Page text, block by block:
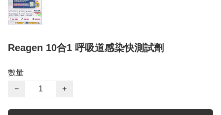
Reagen 10合1 呼吸道感染快測試劑
數量
−
+